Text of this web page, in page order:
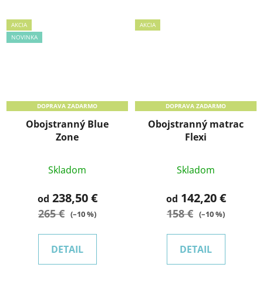
AKCIA
NOVINKA
DOPRAVA ZADARMO
Obojstranný Blue
Zone
Skladom
od 238,50 €
265 € (–10 %)
DETAIL
AKCIA
DOPRAVA ZADARMO
Obojstranný matrac
Flexi
Skladom
od 142,20 €
158 € (–10 %)
DETAIL